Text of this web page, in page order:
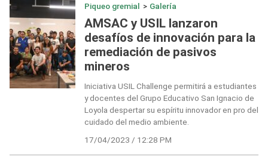
Piqueo gremial > Galería
AMSAC y USIL lanzaron
desafíos de innovación para la
remediación de pasivos
mineros
Iniciativa USIL Challenge permitirá a estudiantes
y docentes del Grupo Educativo San Ignacio de
Loyola despertar su espíritu innovador en pro del
cuidado del medio ambiente.
17/04/2023 / 12:28 PM